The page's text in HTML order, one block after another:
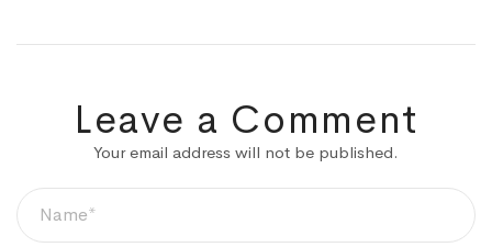
Leave a Comment
Your email address will not be published.